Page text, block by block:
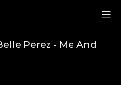
Perez - Me And